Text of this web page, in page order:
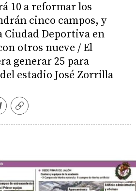
10 a reformar los
cinco campos, y
Ciudad Deportiva en
otros nueve / El
generar 25 para
estadio José Zorrilla
Copiar